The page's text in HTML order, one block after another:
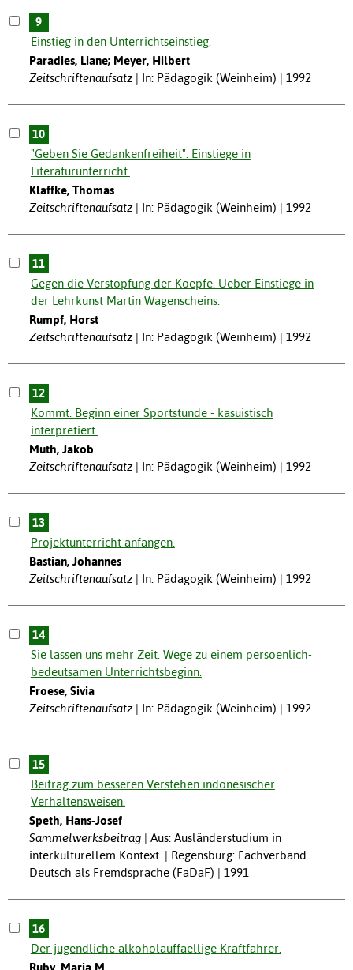
9
Einstieg in den Unterrichtseinstieg.
Paradies, Liane; Meyer, Hilbert
Zeitschriftenaufsatz
In: Pädagogik (Weinheim) | 1992
10
"Geben Sie Gedankenfreiheit". Einstiege in
Literaturunterricht.
Klaffke, Thomas
Zeitschriftenaufsatz
In: Pädagogik (Weinheim) | 1992
11
Gegen die Verstopfung der Koepfe. Ueber Einstiege in
der Lehrkunst Martin Wagenscheins.
Rumpf, Horst
Zeitschriftenaufsatz
In: Pädagogik (Weinheim) | 1992
12
Kommt. Beginn einer Sportstunde - kasuistisch
interpretiert.
Muth, Jakob
Zeitschriftenaufsatz
In: Pädagogik (Weinheim) | 1992
13
Projektunterricht anfangen.
Bastian, Johannes
Zeitschriftenaufsatz
In: Pädagogik (Weinheim) | 1992
14
Sie lassen uns mehr Zeit. Wege zu einem persoenlich-
bedeutsamen Unterrichtsbeginn.
Froese, Sivia
Zeitschriftenaufsatz
In: Pädagogik (Weinheim) | 1992
15
Beitrag zum besseren Verstehen indonesischer
Verhaltensweisen.
Speth, Hans-Josef
Sammelwerksbeitrag
Aus: Ausländerstudium in
interkulturellem Kontext. | Regensburg: Fachverband
Deutsch als Fremdsprache (FaDaF) | 1991
16
Der jugendliche alkoholauffaellige Kraftfahrer.
Ruby, Maria M.